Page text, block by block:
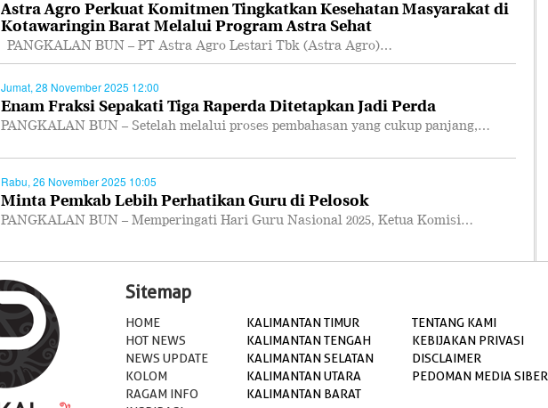
Astra Agro Perkuat Komitmen Tingkatkan Kesehatan Masyarakat di
Kotawaringin Barat Melalui Program Astra Sehat
PANGKALAN BUN – PT Astra Agro Lestari Tbk (Astra Agro)…
Jumat, 28 November 2025 12:00
Enam Fraksi Sepakati Tiga Raperda Ditetapkan Jadi Perda
PANGKALAN BUN – Setelah melalui proses pembahasan yang cukup panjang,…
Rabu, 26 November 2025 10:05
Minta Pemkab Lebih Perhatikan Guru di Pelosok
PANGKALAN BUN – Memperingati Hari Guru Nasional 2025, Ketua Komisi…
Sitemap
HOME
HOT NEWS
NEWS UPDATE
KOLOM
RAGAM INFO
KALIMANTAN TIMUR
KALIMANTAN TENGAH
KALIMANTAN SELATAN
KALIMANTAN UTARA
KALIMANTAN BARAT
TENTANG KAMI
KEBIJAKAN PRIVASI
DISCLAIMER
PEDOMAN MEDIA SIBER